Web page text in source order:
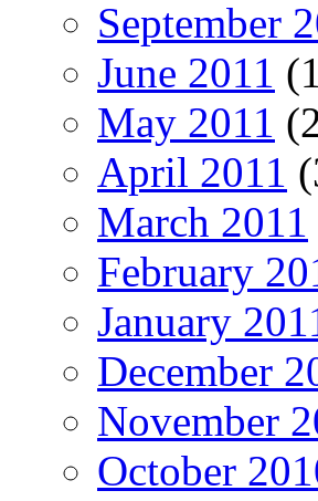
September
June 2011
May 2011
April 2011
March 2011
February
January
December
November
October